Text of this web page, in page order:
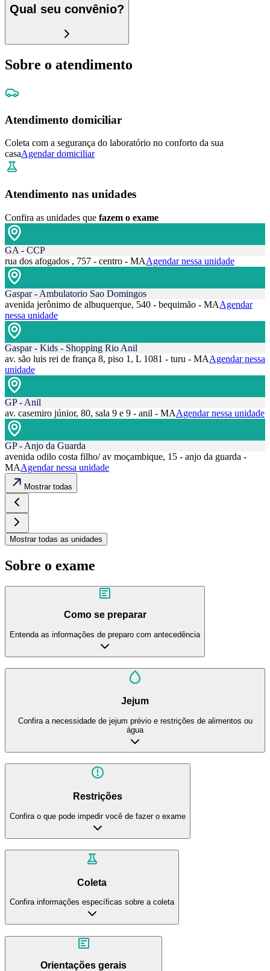
Qual seu convênio?
Sobre o atendimento
Atendimento domiciliar
Coleta com a segurança do laboratório no conforto da sua
casaAgendar domiciliar
Atendimento nas unidades
Confira as unidades que fazem o exame
GA - CCP
rua dos afogados , 757 - centro - MAAgendar nessa unidade
Gaspar - Ambulatorio Sao Domingos
avenida jerônimo de albuquerque, 540 - bequimão - MAAgendar
nessa unidade
Gaspar - Kids - Shopping Rio Anil
av. são luis rei de frança 8, piso 1, L 1081 - turu - MAAgendar nessa
unidade
GP - Anil
av. casemiro júnior, 80, sala 9 e 9 - anil - MAAgendar nessa unidade
GP - Anjo da Guarda
avenida odilo costa filho/ av moçambique, 15 - anjo da guarda -
MAAgendar nessa unidade
Mostrar todas
Mostrar todas as unidades
Sobre o exame
Como se preparar
Entenda as informações de preparo com antecedência
Jejum
Confira a necessidade de jejum prévio e restrições de alimentos ou
água
Restrições
Confira o que pode impedir você de fazer o exame
Coleta
Confira informações específicas sobre a coleta
Orientações gerais